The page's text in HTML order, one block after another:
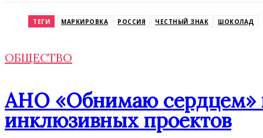
ТЕГИ МАРКИРОВКА РОССИЯ ЧЕСТНЫЙ ЗНАК ШОКОЛАД
ОБЩЕСТВО
АНО «Обнимаю сердцем»
инклюзивных проектов